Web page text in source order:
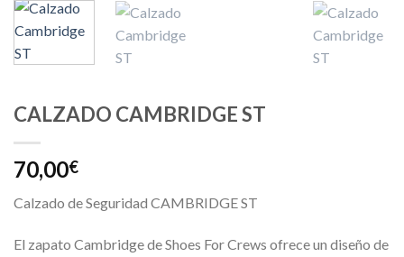
CALZADO CAMBRIDGE ST
70,00€
Calzado de Seguridad CAMBRIDGE ST
El zapato Cambridge de Shoes For Crews ofrece un diseño de